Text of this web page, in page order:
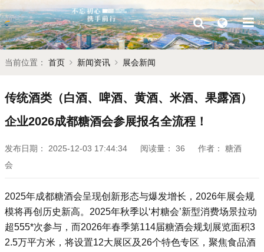
当前位置： 首页 新闻资讯 展会新闻
传统酒类（白酒、啤酒、黄酒、米酒、果露酒）
企业2026成都糖酒会参展报名全流程！
发布日期： 2025-12-03 17:44:34 阅读量： 36 作者：
糖酒
会
‌2025年成都糖酒会呈现创新形态与爆发增长，2026年展会规
模将再创历史新高。‌2025年秋季以‘‌村糖会’新型消费场景拉动
超555*次参与，而2026年春季第114届糖酒会规划展览面积3
2.5万平方米，将设置12大展区及26个特色专区，聚焦食品酒